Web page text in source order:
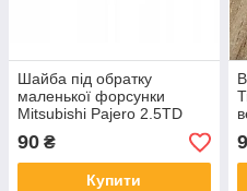
Шайба під обратку
маленької форсунки
Mitsubishi Pajero 2.5TD
90 ₴
Купити